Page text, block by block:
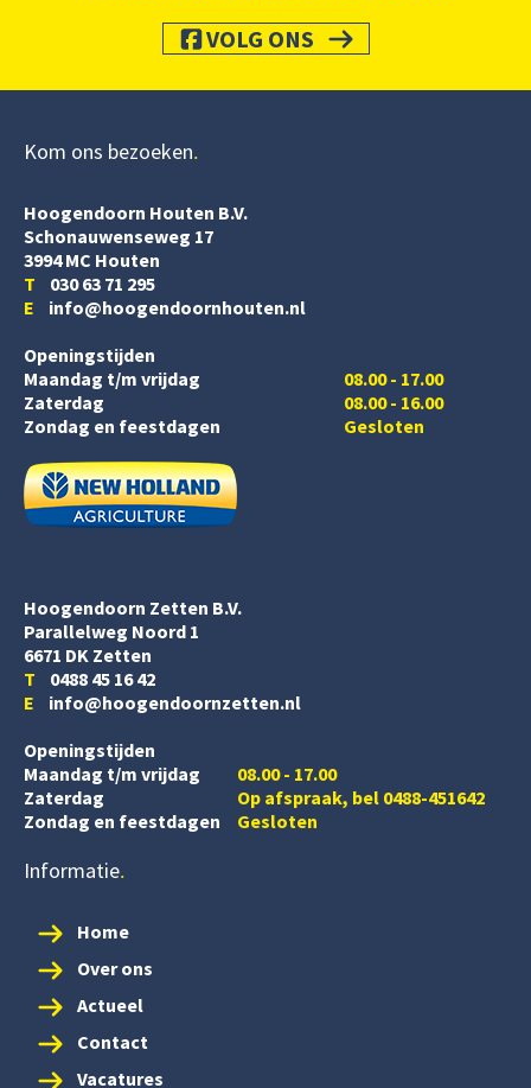
VOLG ONS
Kom ons bezoeken
Hoogendoorn Houten B.V.
Schonauwenseweg 17
3994 MC Houten
T 030 63 71 295
E info@hoogendoornhouten.nl
Openingstijden
Maandag t/m vrijdag
Zaterdag
08.00 - 17.00
08.00 - 16.00
Zondag en feestdagen
Gesloten
Hoogendoorn Zetten B.V.
Parallelweg Noord 1
6671 DK Zetten
T 0488 45 16 42
E info@hoogendoornzetten.nl
Openingstijden
Maandag t/m vrijdag
08.00 - 17.00
Zaterdag
Op afspraak, bel 0488-451642
Zondag en feestdagen
Gesloten
Informatie
Home
Over ons
Actueel
Contact
Vacatures